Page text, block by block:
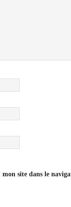
site dans le